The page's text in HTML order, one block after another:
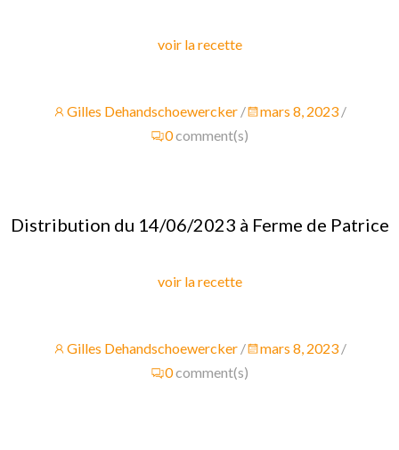
voir la recette
Gilles Dehandschoewercker / mars 8, 2023 /
0comment(s)
Distribution du 14/06/2023 à Ferme de Patrice
voir la recette
Gilles Dehandschoewercker / mars 8, 2023 /
0comment(s)